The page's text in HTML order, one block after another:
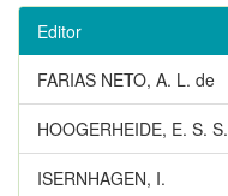
Editor
FARIAS NETO, A. L. de
HOOGERHEIDE, E. S. S.
ISERNHAGEN, I.